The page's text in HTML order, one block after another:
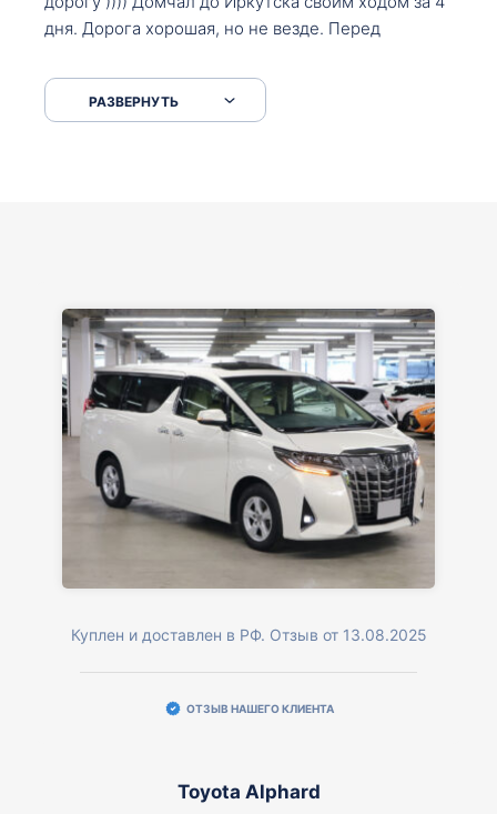
дня. Дорога хорошая, но не везде. Перед
серпантинах по пути следования.
РАЗВЕРНУТЬ
Куплен и доставлен в РФ. Отзыв от 13.08.2025
ОТЗЫВ НАШЕГО КЛИЕНТА
Toyota Alphard